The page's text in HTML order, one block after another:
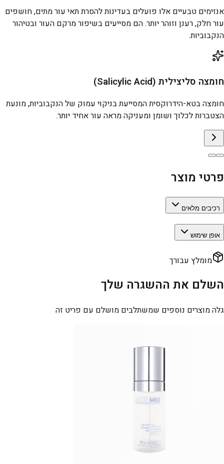
אנזימים טבעיים אלו פועלים בעדינות להסרת תאי עור מתים, חושפים
עור חלק, רענן וזוהר יותר. הם מסייעים בשיפור מרקם העור ובטיהור
הנקבוביות.
חומצה סליצילית (Salicylic Acid)
חומצה בטא-הידרוקסית המסייעת בניקוי עמוק של הנקבוביות, מונעת
הצטברות לכלוך ושומן ומעניקה מראה עור אחיד יותר.
פרטי מוצר
רכיבים מלאים
אופן שימוש
מומלץ עבורך
השלם את ההשגרה שלך
גלה מוצרים נוספים שמשתלבים מושלם עם פריט זה